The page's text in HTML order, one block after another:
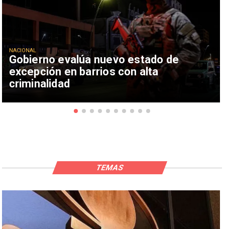
Gobierno evalúa nuevo estado de
excepción en barrios con alta
criminalidad
NACIONAL
TEMAS